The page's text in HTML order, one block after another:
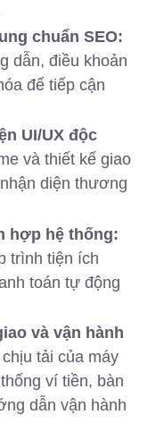
chuẩn SEO:
dẫn, điều khoản
để tiếp cận
UI/UX độc
và thiết kế giao
diện thương
hợp hệ thống:
trình tiện ích
toán tự động
và vận hành
tải của máy
ví tiền, bàn
dẫn vận hành